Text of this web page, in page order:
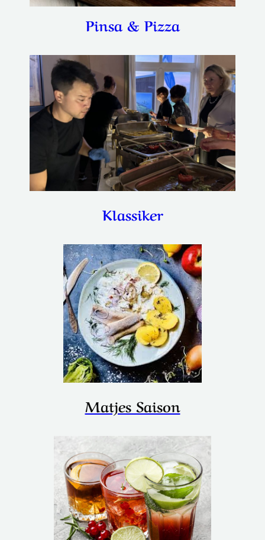
Pinsa & Pizza
Klassiker
Matjes Saison